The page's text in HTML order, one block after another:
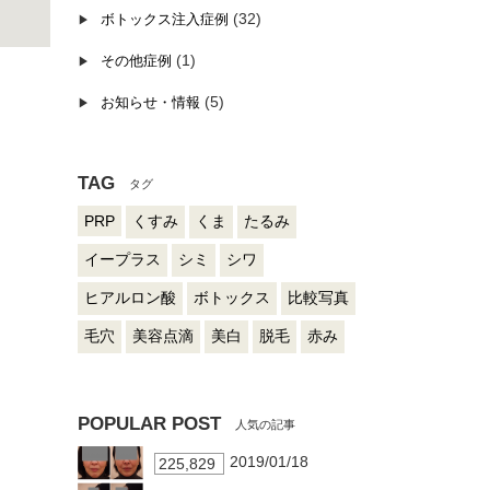
ボトックス注入症例 (32)
その他症例 (1)
お知らせ・情報 (5)
TAG
PRP くすみ くま たるみ
イープラス シミ シワ
ヒアルロン酸 ボトックス 比較写真
毛穴 美容点滴 美白 脱毛 赤み
POPULAR POST
225,829 2019/01/18